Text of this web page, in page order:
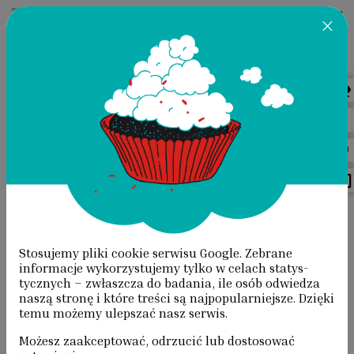
AKTUALNOŚCI
STRONA GŁÓWNA/ AKTUALNOŚCI/WYNIKI NABORU DO
MAŁOPOLSKIEJ BAZY TWÓRCZEJ
WYNIKI NABORU DO MAŁOPOLSKIEJ
BAZY TWÓRCZEJ
×
Stosujemy pliki cookie serwisu Google. Zebrane
informacje wyko­rzystujemy tylko w celach statys­
tycznych – zwłaszcza do badania, ile osób odwiedza
naszą stronę i które treści są najpopularniejsze. Dzięki
temu możemy ulepszać nasz serwis.
Możesz zaakceptować, odrzucić lub dostosować